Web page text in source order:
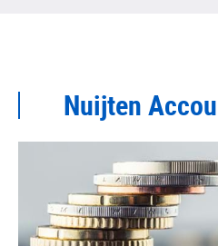
Nuijten